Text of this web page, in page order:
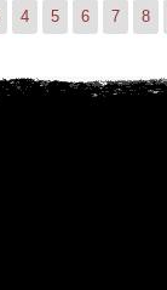
4 5 6 7 8